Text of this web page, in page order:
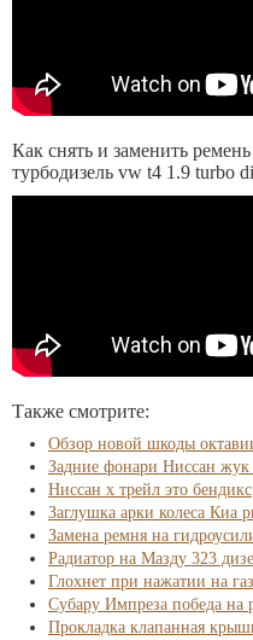
Как снять и заменить
турбодизель vw t4 1.9 turbo
Также смотрите:
Обзор новой шкоды
Задние фонари Ниссан
Ниссан х трейл это бендикс
Заглушка арки колеса Киа
Замена ремня на
Радиатор на Мазду 323
Глохнет при нажатии на
Субару Импреза победа на
Прокладка клапанная